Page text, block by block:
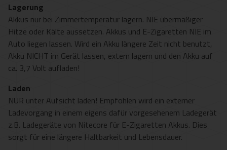
Lagerung
Akkus nur bei Zimmertemperatur lagern. NIE übermäßiger
Hitze oder Kälte aussetzen. Akkus und E-Zigaretten NIE im
Auto liegen lassen. Wird ein Akku längere Zeit nicht benutzt,
Akku NICHT im Gerät lassen, extern lagern und den Akku auf
ca. 3,7 Volt aufladen!
Laden
NUR unter Aufsicht laden! Empfohlen wird ein externer
Ladevorgang in einem eigens dafür vorgesehenem Ladegerät
z.B. Ladegeräte von Nitecore für E-Zigaretten Akkus. Dies
sorgt für eine längere Haltbarkeit und Lebensdauer.